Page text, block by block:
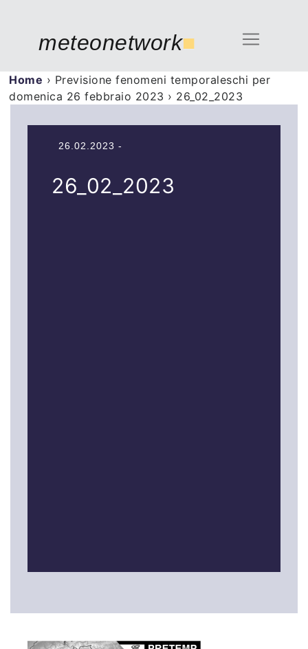
meteonetwork■
Home › Previsione fenomeni temporaleschi per
domenica 26 febbraio 2023 › 26_02_2023
26.02.2023 -
26_02_2023